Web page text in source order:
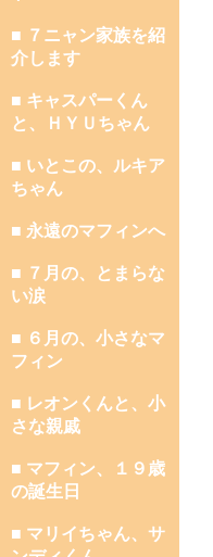
■ ７ニャン家族を紹
介します
■ キャスパーくん
と、ＨＹＵちゃん
■ いとこの、ルキア
ちゃん
■ 永遠のマフィンへ
■ ７月の、とまらな
い涙
■ ６月の、小さなマ
フィン
■ レオンくんと、小
さな親戚
■ マフィン、１９歳
の誕生日
■ マリイちゃん、サ